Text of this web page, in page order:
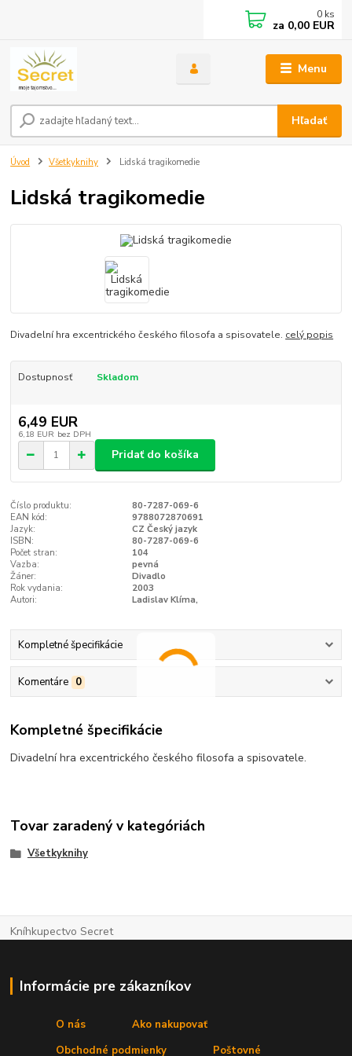
Menu
Hľadať
0 ks
za 0,00 EUR
Úvod Všetkyknihy Lidská tragikomedie
Lidská tragikomedie
Divadelní hra excentrického českého filosofa a spisovatele. celý popis
Dostupnosť Skladom
6,49 EUR
6,18 EUR bez DPH
Pridať do košíka
Číslo produktu:
80-7287-069-6
EAN kód:
9788072870691
Jazyk:
CZ Český jazyk
ISBN:
80-7287-069-6
Počet stran:
104
Vazba:
pevná
Žáner:
Divadlo
Rok vydania:
2003
Autori:
Ladislav Klíma,
Kompletné špecifikácie
Komentáre 0
Kompletné špecifikácie
Divadelní hra excentrického českého filosofa a spisovatele.
Tovar zaradený v kategóriách
Všetkyknihy
Kníhkupectvo Secret
Informácie pre zákazníkov
O nás
Ako nakupovať
Obchodné podmienky
Poštovné